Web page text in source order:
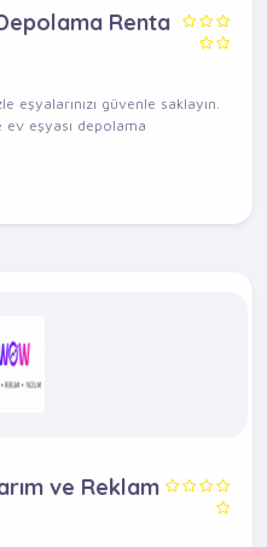
Renta
eşyalarınızı güvenle saklayın.
eşyası depolama
ve Reklam